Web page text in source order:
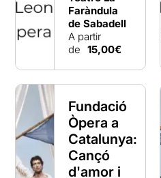
Faràndula
de Sabadell
A partir
de 15,00€
Fundació
Òpera a
Catalunya:
Cançó
d'amor i